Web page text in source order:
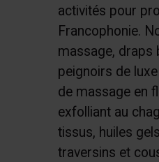
activités pour
Francophonie.
massage, draps
peignoirs de
de massage en
exfolliant au
tissus, huiles
traversins et